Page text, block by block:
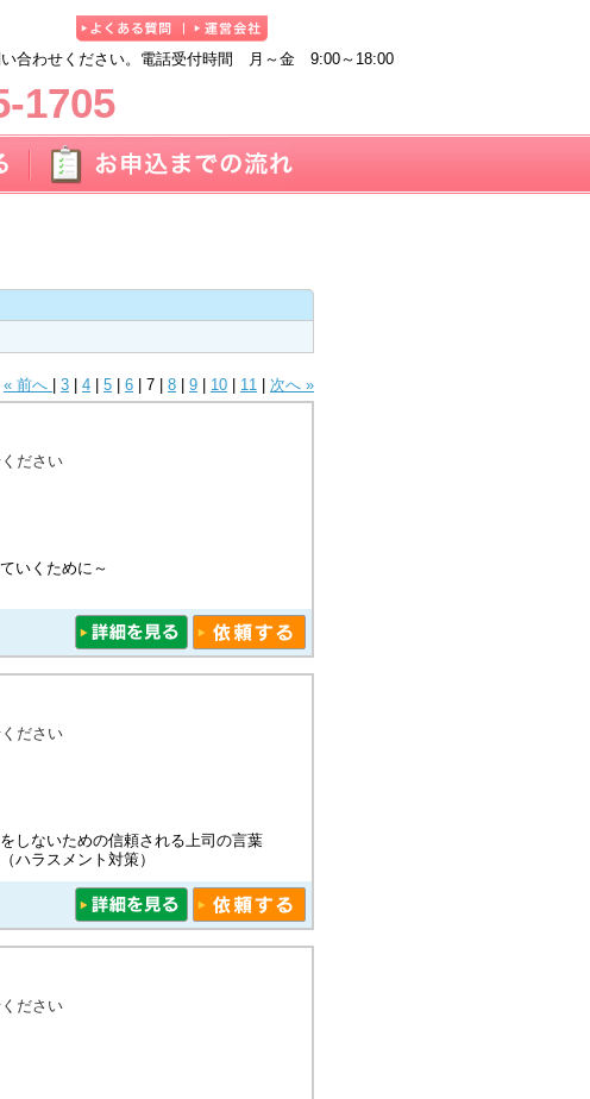
い合わせください。電話受付時間 月～金 9:00～18:00
1705
« 前へ 3 4 5 6 7 8 9 10 11 次へ »
ださい
いくために～
ださい
しないための信頼される上司の言葉
ハラスメント対策）
ださい